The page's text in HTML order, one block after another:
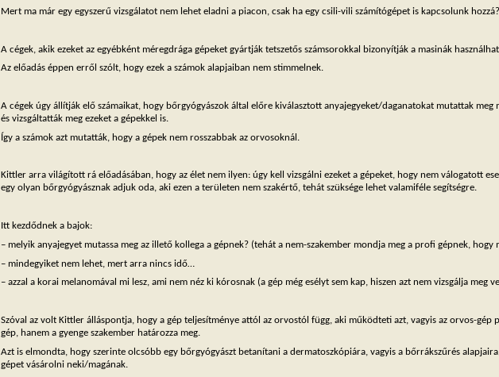
Mert ma már egy egyszerű vizsgálatot nem lehet eladni a piacon, csak ha egy csili-vili számítógépet is kapcsolunk hozzá?
A cégek, akik ezeket az egyébként méregdrága gépeket gyártják tetszetős számsorokkal bizonyítják a masinák
Az előadás éppen erről szólt, hogy ezek a számok alapjaiban nem stimmelnek.
A cégek úgy állítják elő számaikat, hogy bőrgyógyászok által előre kiválasztott anyajegyeket/daganatokat mutattak meg
és vizsgáltatták meg ezeket a gépekkel is.
Így a számok azt mutatták, hogy a gépek nem rosszabbak az orvosoknál.
Kittler arra világított rá előadásában, hogy az élet nem ilyen: úgy kell vizsgálni ezeket a gépeket, hogy nem válogatott
egy olyan bőrgyógyásznak adjuk oda, aki ezen a területen nem szakértő, tehát szüksége lehet valamiféle segítségre.
Itt kezdődnek a bajok:
– melyik anyajegyet mutassa meg az illető kollega a gépnek? (tehát a nem-szakember mondja meg a profi gépnek, hogy
– mindegyiket nem lehet, mert arra nincs idő…
– azzal a korai melanomával mi lesz, ami nem néz ki kórosnak (a gép még esélyt sem kap, hiszen azt nem vizsgálja meg
Szóval az volt Kittler álláspontja, hogy a gép teljesítménye attól az orvostól függ, aki működteti azt, vagyis az orvos-gép
gép, hanem a gyenge szakember határozza meg.
Azt is elmondta, hogy szerinte olcsóbb egy bőrgyógyászt betanítani a dermatoszkópiára, vagyis a bőrrákszűrés
gépet vásárolni neki/magának.